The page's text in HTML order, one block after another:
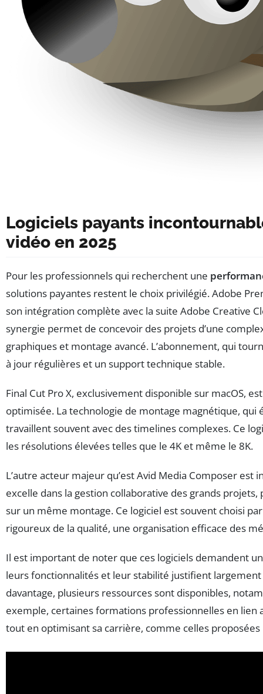
Logiciels payants
vidéo en 2025
Pour les professionnels qui recherchent une
solutions payantes restent le choix privilégié. Adobe
son intégration complète avec la suite Adobe Creative
synergie permet de concevoir des projets d’une
graphiques et montage avancé. L’abonnement, qui
à jour régulières et un support technique stable.
Final Cut Pro X, exclusivement disponible sur macOS,
optimisée. La technologie de montage magnétique, qui
travaillent souvent avec des timelines complexes. Ce
les résolutions élevées telles que le 4K et même le 8K.
L’autre acteur majeur qu’est Avid Media Composer
excelle dans la gestion collaborative des grands
sur un même montage. Ce logiciel est souvent choisi
rigoureux de la qualité, une organisation efficace des
Il est important de noter que ces logiciels demandent
leurs fonctionnalités et leur stabilité justifient
davantage, plusieurs ressources sont disponibles,
exemple, certaines formations professionnelles en lien
tout en optimisant sa carrière, comme celles